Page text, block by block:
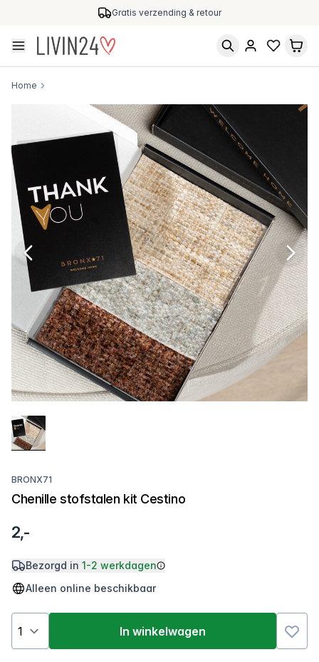
Gratis verzending & retour
Home
BRONX71
Chenille stofstalen kit Cestino
2,-
Bezorgd in 1-2 werkdagen
Alleen online beschikbaar
In winkelwagen